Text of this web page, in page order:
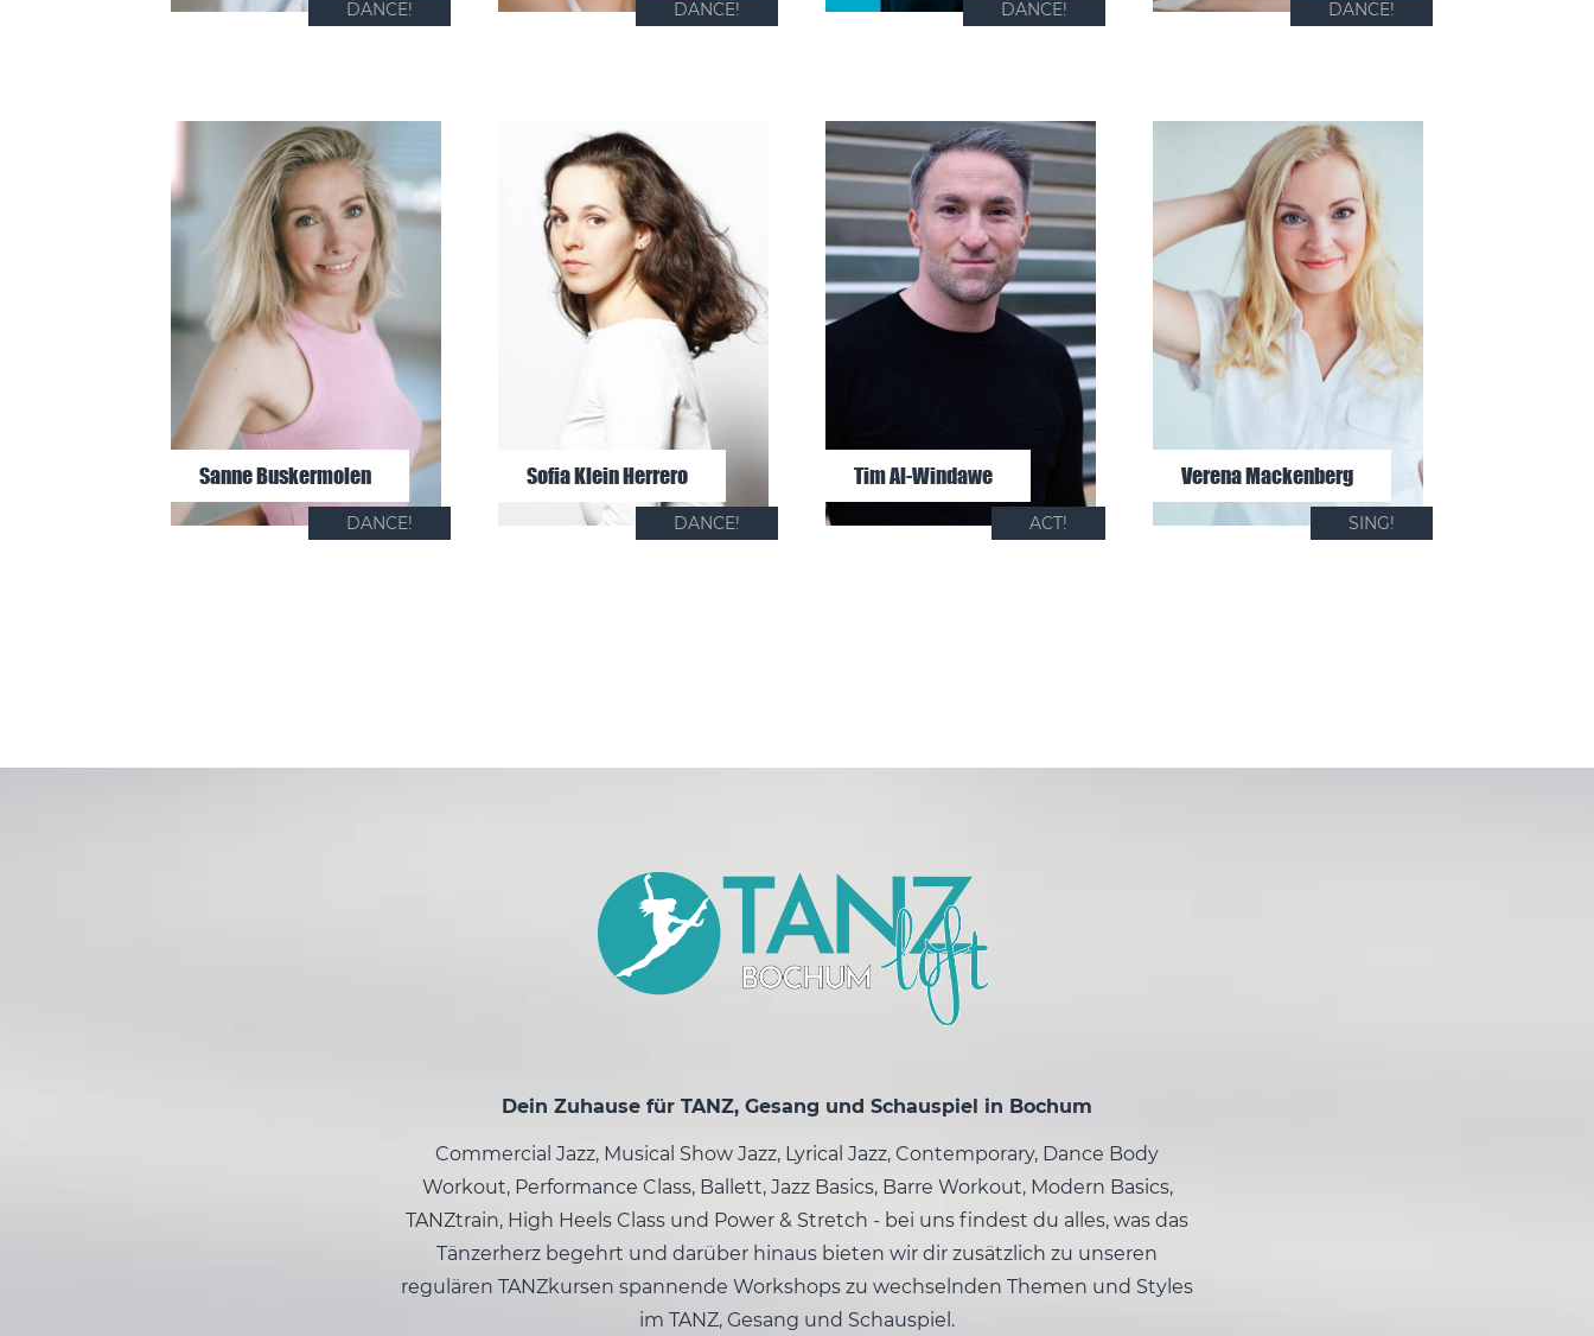
DANCE! DANCE! DANCE! DANCE!
Sanne Buskermolen
DANCE!
Sofia Klein Herrero
DANCE!
Tim Al-Windawe
ACT!
Verena Mackenberg
SING!
Dein Zuhause für TANZ, Gesang und Schauspiel in Bochum
Commercial Jazz, Musical Show Jazz, Lyrical Jazz, Contemporary, Dance Body
Workout, Performance Class, Ballett, Jazz Basics, Barre Workout, Modern Basics,
TANZtrain, High Heels Class und Power & Stretch - bei uns findest du alles, was das
Tänzerherz begehrt und darüber hinaus bieten wir dir zusätzlich zu unseren
regulären TANZkursen spannende Workshops zu wechselnden Themen und Styles
im TANZ, Gesang und Schauspiel.